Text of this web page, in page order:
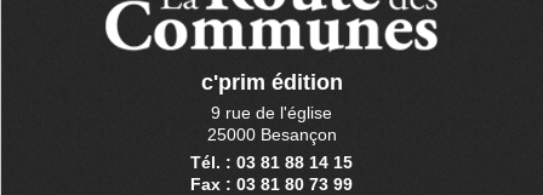
c'prim édition
9 rue de l'église
25000 Besançon
Tél. : 03 81 88 14 15
Fax : 03 81 80 73 99